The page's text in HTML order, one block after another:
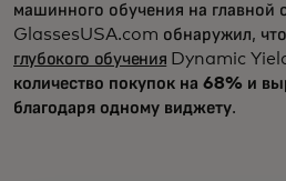
машинного обучения на главной
GlassesUSA.com обнаружил,
глубокого обучения Dynamic
количество покупок на 68% и
благодаря одному виджету.